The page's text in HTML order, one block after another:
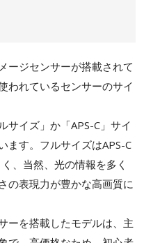
ージセンサーが搭載されて
われているセンサーのサイ
サイズ」か「APS-C」サイ
ます。フルサイズはAPS-C
、当然、光の情報を多く
の表現力が豊かな高画質に
ーを搭載したモデルは、主